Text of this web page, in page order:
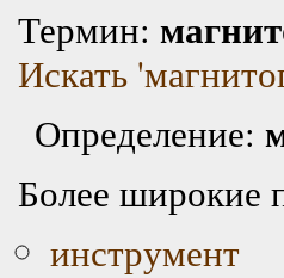
Термин:
Искать
Определение:
Более широкие
инструмент